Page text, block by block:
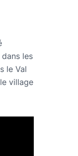
les
le Val
village